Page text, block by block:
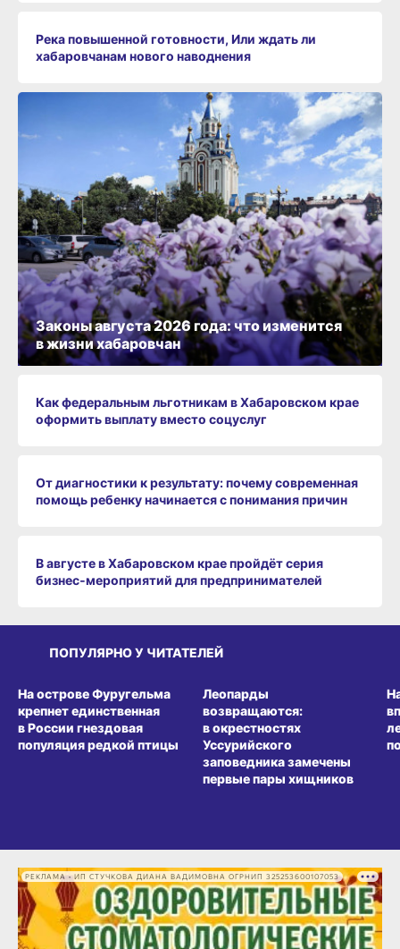
Река повышенной готовности, Или ждать ли
хабаровчанам нового наводнения
Как федеральным льготникам в Хабаровском крае
оформить выплату вместо соцуслуг
От диагностики к результату: почему современная
помощь ребенку начинается с понимания причин
В августе в Хабаровском крае пройдёт серия
бизнес‑мероприятий для предпринимателей
Законы августа 2026 года: что изменится
в жизни хабаровчан
ПОПУЛЯРНО У ЧИТАТЕЛЕЙ
На острове Фуругельма
крепнет единственная
в России гнездовая
популяция редкой птицы
Леопарды
возвращаются:
в окрестностях
Уссурийского
заповедника замечены
первые пары хищников
РЕКЛАМА • ИП СТУЧКОВА ДИАНА ВАДИМОВНА ОГРНИП 325253600107053